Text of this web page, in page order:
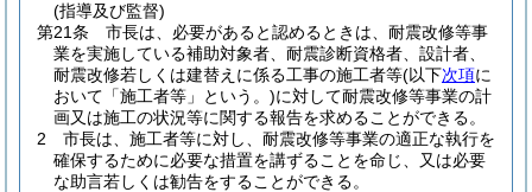
(指導及び監督)
第21条
市長は、必要があると認めるときは、耐震改修等事
業を実施している補助対象者、耐震診断資格者、設計者、
耐震改修若しくは建替えに係る工事の施工者等(以下次項に
おいて「施工者等」という。)に対して耐震改修等事業の計
画又は施工の状況等に関する報告を求めることができる。
2
市長は、施工者等に対し、耐震改修等事業の適正な執行を
確保するために必要な措置を講ずることを命じ、又は必要
な助言若しくは勧告をすることができる。